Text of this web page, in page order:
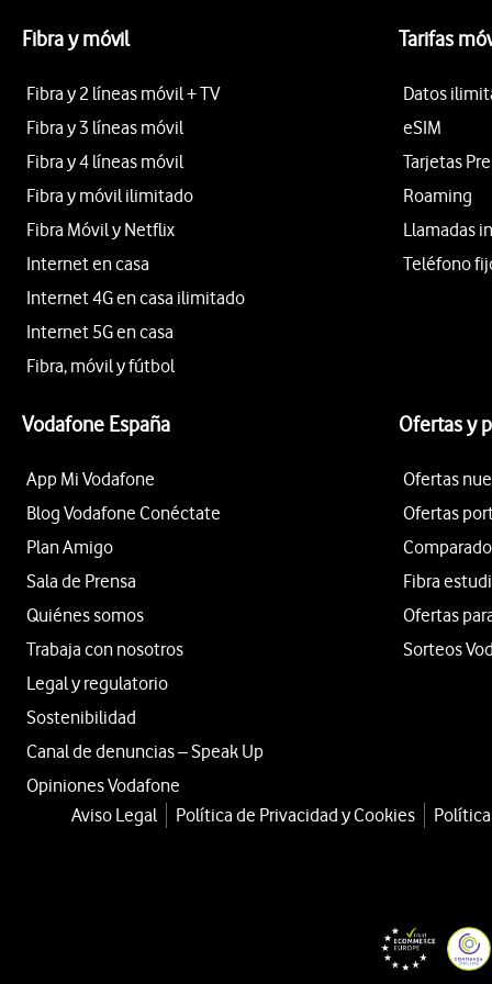
Fibra y móvil
Fibra y 2 líneas móvil + TV
Fibra y 3 líneas móvil
Fibra y 4 líneas móvil
Fibra y móvil ilimitado
Fibra Móvil y Netflix
Internet en casa
Internet 4G en casa ilimitado
Internet 5G en casa
Fibra, móvil y fútbol
Tarifas
Datos
eSIM
Tarjetas
Roaming
Llamadas
Teléfono
Vodafone España
App Mi Vodafone
Blog Vodafone Conéctate
Plan Amigo
Sala de Prensa
Quiénes somos
Trabaja con nosotros
Legal y regulatorio
Sostenibilidad
Canal de denuncias – Speak Up
Opiniones Vodafone
Ofertas y
Ofertas
Ofertas
Fibra
Ofertas
Sorteos
Aviso Legal Política de Privacidad y Cookies